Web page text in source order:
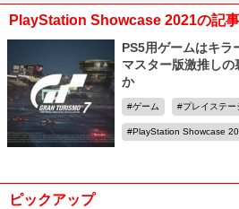
PlayStation Showcase 2021の記
PS5用ゲームはキ
マスター版激推し
か
ゲーム プレイステー
PlayStation Showcase
ピックアップ